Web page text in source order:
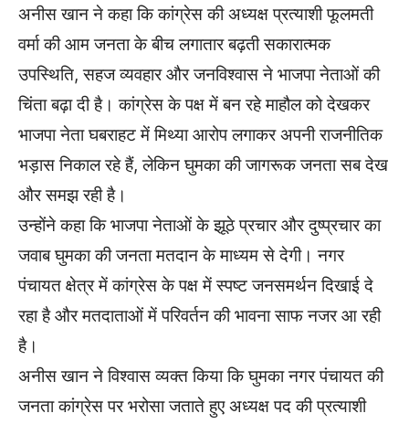
अनीस खान ने कहा कि कांग्रेस की अध्यक्ष प्रत्याशी फूलमती
वर्मा की आम जनता के बीच लगातार बढ़ती सकारात्मक
उपस्थिति, सहज व्यवहार और जनविश्वास ने भाजपा नेताओं की
चिंता बढ़ा दी है। कांग्रेस के पक्ष में बन रहे माहौल को देखकर
भाजपा नेता घबराहट में मिथ्या आरोप लगाकर अपनी राजनीतिक
भड़ास निकाल रहे हैं, लेकिन घुमका की जागरूक जनता सब देख
और समझ रही है।
उन्होंने कहा कि भाजपा नेताओं के झूठे प्रचार और दुष्प्रचार का
जवाब घुमका की जनता मतदान के माध्यम से देगी। नगर
पंचायत क्षेत्र में कांग्रेस के पक्ष में स्पष्ट जनसमर्थन दिखाई दे
रहा है और मतदाताओं में परिवर्तन की भावना साफ नजर आ रही
है।
अनीस खान ने विश्वास व्यक्त किया कि घुमका नगर पंचायत की
जनता कांग्रेस पर भरोसा जताते हुए अध्यक्ष पद की प्रत्याशी